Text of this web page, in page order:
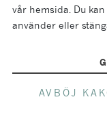
vår hemsida. Du
använder eller
AVBÖJ